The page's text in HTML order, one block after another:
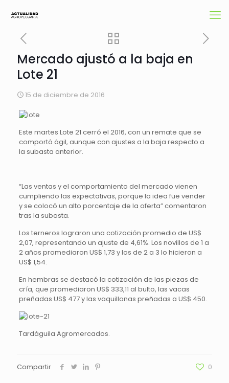
Mercado ajustó a la baja en
Lote 21
15 de diciembre de 2016
Este martes Lote 21 cerró el 2016, con un remate que se
comportó ágil, aunque con ajustes a la baja respecto a
la subasta anterior.
“Las ventas y el comportamiento del mercado vienen
cumpliendo las expectativas, porque la idea fue vender
y se colocó un alto porcentaje de la oferta” comentaron
tras la subasta.
Los terneros lograron una cotización promedio de US$
2,07, representando un ajuste de 4,61%. Los novillos de 1 a
2 años promediaron US$ 1,73 y los de 2 a 3 lo hicieron a
US$ 1,54.
En hembras se destacó la cotización de las piezas de
cría, que promediaron US$ 333,11 al bulto, las vacas
preñadas US$ 477 y las vaquillonas preñadas a US$ 450.
Tardáguila Agromercados.
Compartir 0